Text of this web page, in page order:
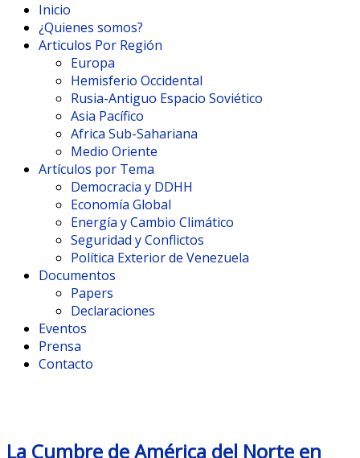
Inicio
¿Quienes somos?
Articulos Por Región
Europa
Hemisferio Occidental
Rusia-Antiguo Espacio Soviético
Asia Pacífico
Africa Sub-Sahariana
Medio Oriente
Artículos por Tema
Democracia y DDHH
Economía Global
Energía y Cambio Climático
Seguridad y Conflictos
Política Exterior de Venezuela
Documentos
Papers
Declaraciones
Eventos
Prensa
Contacto
La Cumbre de América del Norte en